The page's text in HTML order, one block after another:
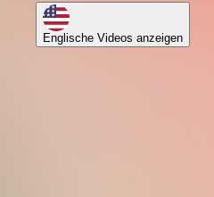
Englische Videos anzeigen